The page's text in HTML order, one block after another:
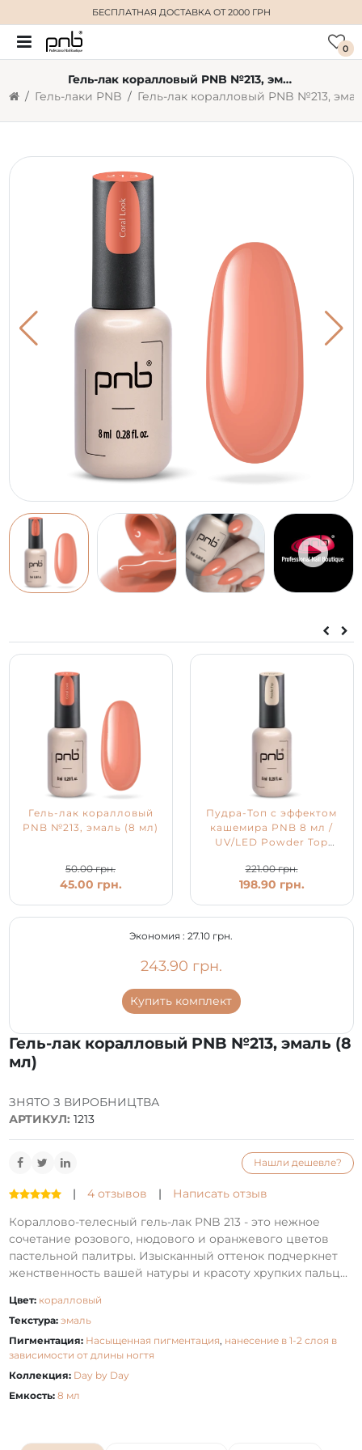
БЕСПЛАТНАЯ ДОСТАВКАОТ 2000 ГРН
0
Гель-лак коралловый PNB №213, эмаль (8 мл)
Гель-лаки PNB
Гель-лак коралловый PNB №213, эмаль (8
мл)
| 4 отзывов |
Написать отзыв
Кораллово-телесный гель-лак PNB 213 - это нежное
сочетание розового, нюдового и оранжевого цветов
пастельной палитры. Изысканный оттенок подчеркнет
женственность вашей натуры и красоту хрупких пальц...
Цвет: коралловый
Текстура: эмаль
Пигментация: Насыщенная пигментация, нанесение в 1-2 слоя в
зависимости от длины ногтя
Коллекция: Day by Day
Емкость: 8 мл
ЗНЯТО З ВИРОБНИЦТВА
АРТИКУЛ: 1213
Нашли дешевле?
Гель-лак коралловый
PNB №213, эмаль (8 мл)
50.00 грн.
45.00 грн.
Пудра-Топ с эффектом
кашемира PNB 8 мл /
UV/LED Powder Top
221.00 грн.
198.90 грн.
Экономия : 27.10 грн.
243.90 грн.
Купить комплект